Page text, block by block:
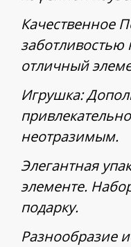
Качественное
заботливостью
отличный
Игрушка:
неотразимым.
Элегантная
элементе.
подарку.
Разнообразие